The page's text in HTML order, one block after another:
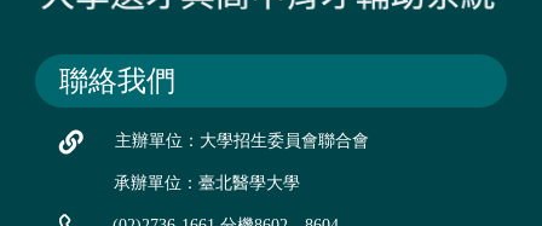
聯絡我們
主辦單位：大學招生委員會聯合會
承辦單位：臺北醫學大學